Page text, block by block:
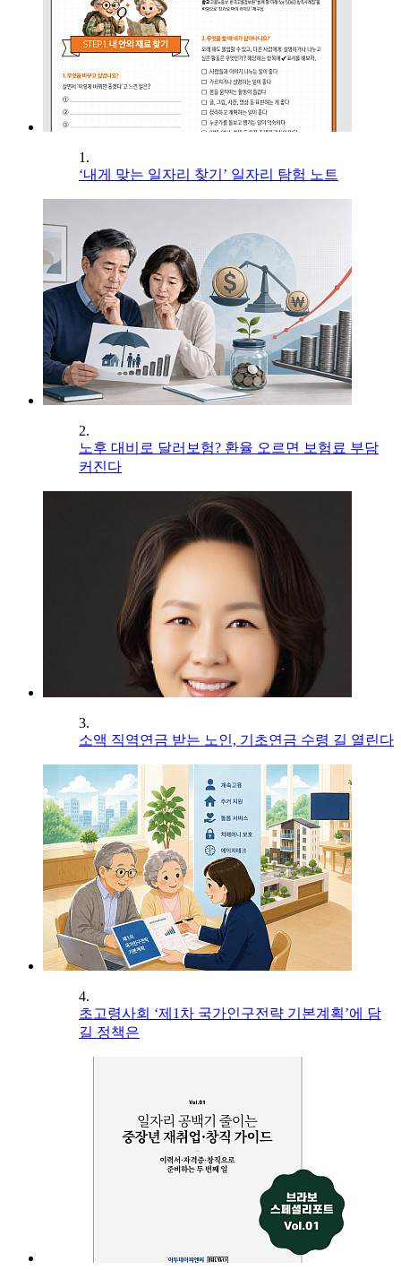
1.
‘내게 맞는 일자리 찾기’ 일자리 탐험 노트
2.
노후 대비로 달러보험? 환율 오르면 보험료 부담
커진다
3.
소액 직역연금 받는 노인, 기초연금 수령 길 열린다
4.
초고령사회 ‘제1차 국가인구전략 기본계획’에 담
길 정책은